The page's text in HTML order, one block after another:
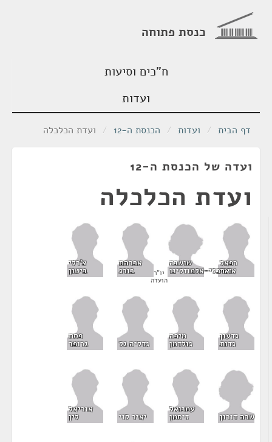
כנסת פתוחה
ח"כים וסיעות
ועדות
דף הבית / ועדות / הכנסת ה-12 / ועדת הכלכלה
ועדה של הכנסת ה-12
ועדת הכלכלה
רפאל
אדרי
שושנה
ארבלי-אלמוזלינו יו"ר
הועדה
אברהם
בורג
צ'רלי
ביטון
גדעון
גדות
מיכה
גולדמן גדליה גל
פסח
גרופר
שרה דורון
עמנואל
זיסמן יאיר לוי
אוריאל
לין